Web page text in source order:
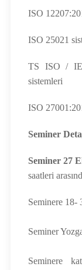
ISO
ISO 25021
TS ISO /
sistemleri
ISO
Seminer
Seminer 27
saatleri
Seminere 18-
Seminer
Seminere